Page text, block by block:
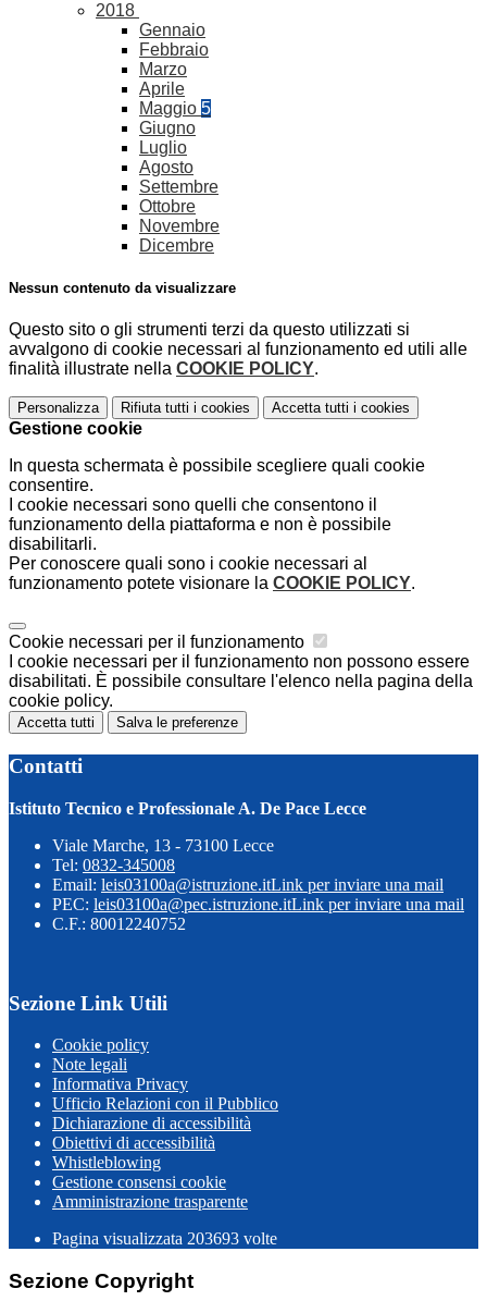
2018
Gennaio
Febbraio
Marzo
Aprile
Maggio 5
Giugno
Luglio
Agosto
Settembre
Ottobre
Novembre
Dicembre
Nessun contenuto da visualizzare
Questo sito o gli strumenti terzi da questo utilizzati si
avvalgono di cookie necessari al funzionamento ed utili alle
finalità illustrate nella COOKIE POLICY.
Personalizza Rifiuta tutti i cookies Accetta tutti i cookies
Gestione cookie
In questa schermata è possibile scegliere quali cookie
consentire.
I cookie necessari sono quelli che consentono il
funzionamento della piattaforma e non è possibile
disabilitarli.
Per conoscere quali sono i cookie necessari al
funzionamento potete visionare la COOKIE POLICY.
Cookie necessari per il funzionamento
I cookie necessari per il funzionamento non possono essere
disabilitati. È possibile consultare l'elenco nella pagina della
cookie policy.
Accetta tutti Salva le preferenze
Contatti
Istituto Tecnico e Professionale A. De Pace Lecce
Viale Marche, 13 - 73100 Lecce
Tel: 0832-345008
Email: leis03100a@istruzione.itLink per inviare una mail
PEC: leis03100a@pec.istruzione.itLink per inviare una mail
C.F.: 80012240752
Sezione Link Utili
Cookie policy
Note legali
Informativa Privacy
Ufficio Relazioni con il Pubblico
Dichiarazione di accessibilità
Obiettivi di accessibilità
Whistleblowing
Gestione consensi cookie
Amministrazione trasparente
Pagina visualizzata 203693 volte
Sezione Copyright